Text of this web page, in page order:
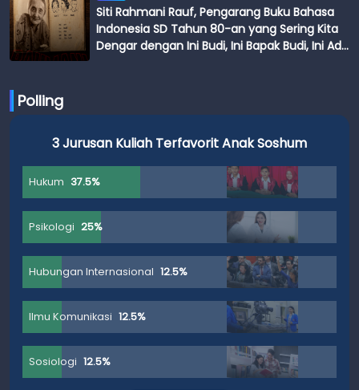
Siti Rahmani Rauf, Pengarang Buku Bahasa
Indonesia SD Tahun 80-an yang Sering Kita
Dengar dengan Ini Budi, Ini Bapak Budi, Ini Adik
Polling
3 Jurusan Kuliah Terfavorit Anak Soshum
Hukum 37.5%
Psikologi 25%
Hubungan Internasional 12.5%
Ilmu Komunikasi 12.5%
Sosiologi 12.5%